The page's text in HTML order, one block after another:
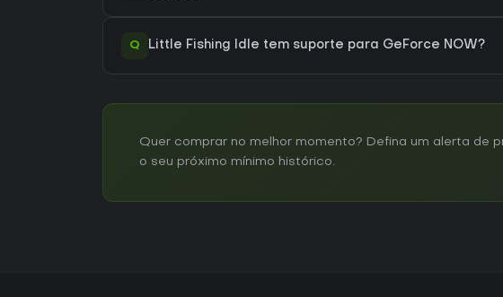
Q Little Fishing Idle tem suporte para GeForce NOW?
Quer comprar no melhor momento? Defina um alerta de
o seu próximo mínimo histórico.